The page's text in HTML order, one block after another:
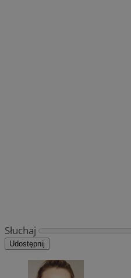
Słuchaj
Udostępnij